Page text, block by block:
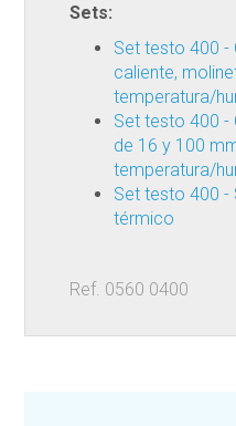
Sets:
Set testo 400 -
caliente,
temperatura/
Set testo 400 -
de 16 y 100
temperatura/
Set testo 400 -
térmico
Ref. 0560 0400